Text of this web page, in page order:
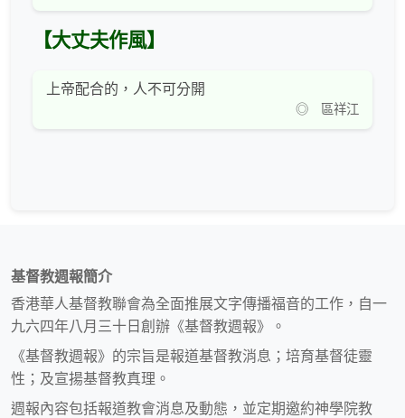
【大丈夫作風】
上帝配合的，人不可分開
◎ 區祥江
基督教週報簡介
香港華人基督教聯會為全面推展文字傳播福音的工作，自一
九六四年八月三十日創辦《基督教週報》。
《基督教週報》的宗旨是報道基督教消息；培育基督徒靈
性；及宣揚基督教真理。
週報內容包括報道教會消息及動態，並定期邀約神學院教